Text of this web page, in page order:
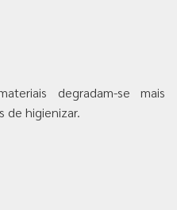
degradam-se mais
de higienizar.